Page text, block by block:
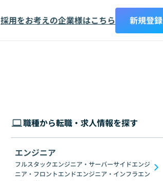
採用をお考えの企業様はこちら 新規登録
職種から転職・求人情報を探す
エンジニア
フルスタックエンジニア・サーバーサイドエンジ
ニア・フロントエンドエンジニア・インフラエン